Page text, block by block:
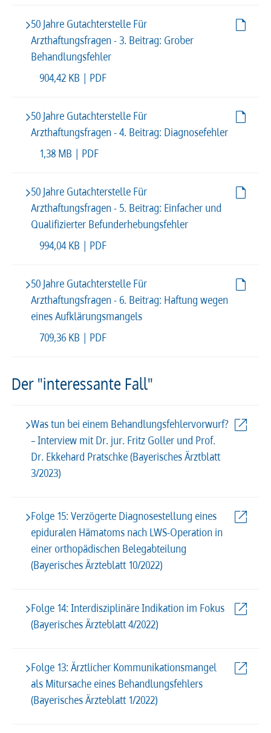
50 Jahre Gutachterstelle Für
Arzthaftungsfragen - 3. Beitrag: Grober
Behandlungsfehler
904,42 KB | PDF
50 Jahre Gutachterstelle Für
Arzthaftungsfragen - 4. Beitrag: Diagnosefehler
1,38 MB | PDF
50 Jahre Gutachterstelle Für
Arzthaftungsfragen - 5. Beitrag: Einfacher und
Qualifizierter Befunderhebungsfehler
994,04 KB | PDF
50 Jahre Gutachterstelle Für
Arzthaftungsfragen - 6. Beitrag: Haftung wegen
eines Aufklärungsmangels
709,36 KB | PDF
Der "interessante Fall"
Was tun bei einem Behandlungsfehlervorwurf?
– Interview mit Dr. jur. Fritz Goller und Prof.
Dr. Ekkehard Pratschke (Bayerisches Ärztblatt
3/2023)
Folge 15: Verzögerte Diagnosestellung eines
epiduralen Hämatoms nach LWS-Operation in
einer orthopädischen Belegabteilung
(Bayerisches Ärzteblatt 10/2022)
Folge 14: Interdisziplinäre Indikation im Fokus
(Bayerisches Ärzteblatt 4/2022)
Folge 13: Ärztlicher Kommunikationsmangel
als Mitursache eines Behandlungsfehlers
(Bayerisches Ärzteblatt 1/2022)